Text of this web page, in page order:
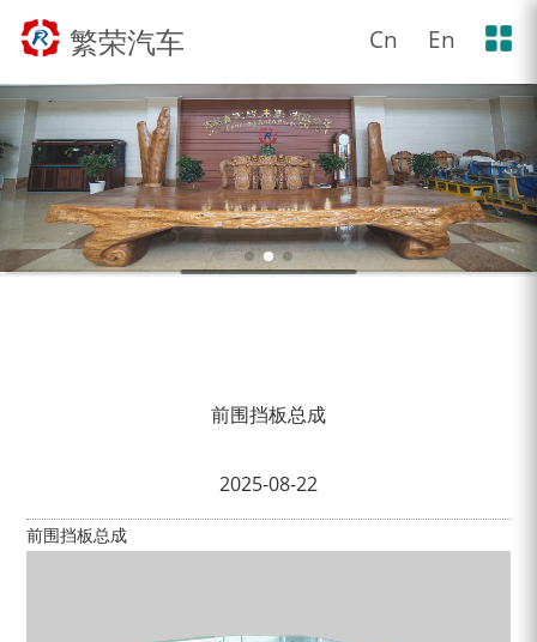
繁荣汽车 Cn En
前围挡板总成
2025-08-22
前围挡板总成